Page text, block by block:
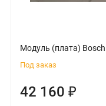
Модуль (плата)
Под заказ
42 160₽